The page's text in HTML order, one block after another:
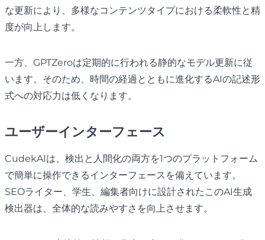
な更新により、多様なコンテンツタイプにおける柔軟性と精
度が向上します。
一方、GPTZeroは定期的に行われる静的なモデル更新に従
います。そのため、時間の経過とともに進化するAIの記述形
式への対応力は低くなります。
ユーザーインターフェース
CudekAIは、検出と人間化の両方を1つのプラットフォーム
で簡単に操作できるインターフェースを備えています。
SEOライター、学生、編集者向けに設計されたこのAI生成
検出器は、全体的な読みやすさを向上させます。